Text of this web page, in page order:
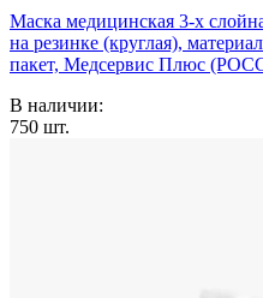
Маска медицинская 3-х
на резинке (круглая),
пакет, Медсервис Плюс
В наличии:
750 шт.